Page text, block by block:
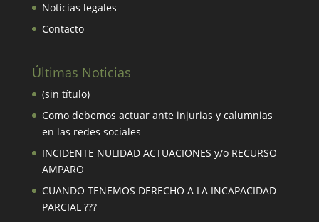
Noticias legales
Contacto
Últimas Noticias
(sin título)
Como debemos actuar ante injurias y calumnias
en las redes sociales
INCIDENTE NULIDAD ACTUACIONES y/o RECURSO
AMPARO
CUANDO TENEMOS DERECHO A LA INCAPACIDAD
PARCIAL ???